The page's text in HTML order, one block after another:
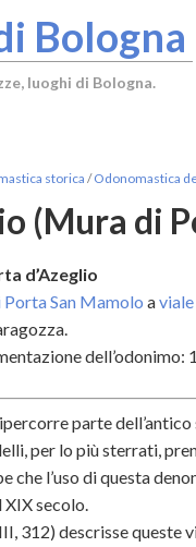
Bologna
luoghi di Bologna.
storica / Odonomastica
(Mura di
d’Azeglio
Porta San Mamolo a
dell’odonimo:
parte
per lo più sterrati,
che l’uso di questa
secolo.
312) descrisse queste